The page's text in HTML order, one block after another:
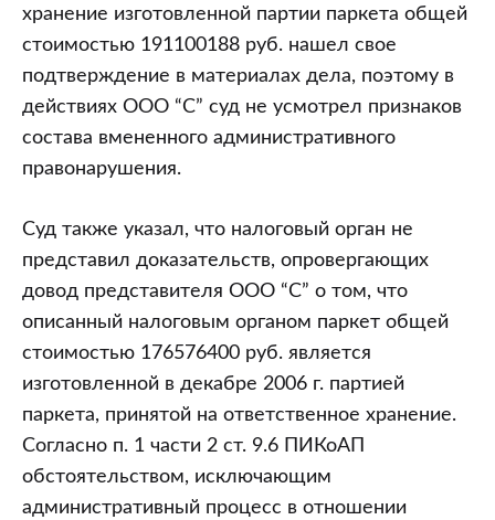
хранение изготовленной партии паркета общей
стоимостью 191100188 руб. нашел свое
подтверждение в материалах дела, поэтому в
действиях ООО “С” суд не усмотрел признаков
состава вмененного административного
правонарушения.
Суд также указал, что налоговый орган не
представил доказательств, опровергающих
довод представителя ООО “С” о том, что
описанный налоговым органом паркет общей
стоимостью 176576400 руб. является
изготовленной в декабре 2006 г. партией
паркета, принятой на ответственное хранение.
Согласно п. 1 части 2 ст. 9.6 ПИКоАП
обстоятельством, исключающим
административный процесс в отношении